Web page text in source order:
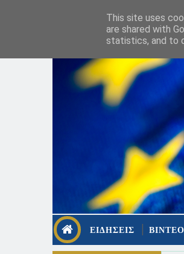
ΕΙΔΗΣΕΙΣ ΒΙΝΤΕΟ
This site uses
are shared with
statistics, and to